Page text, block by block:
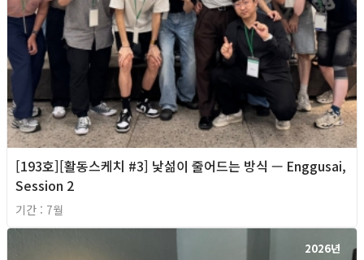
[193호][활동스케치 #3] 낯섦이 줄어드는 방식 — Enggusai,
Session 2
기간 : 7월
2026년